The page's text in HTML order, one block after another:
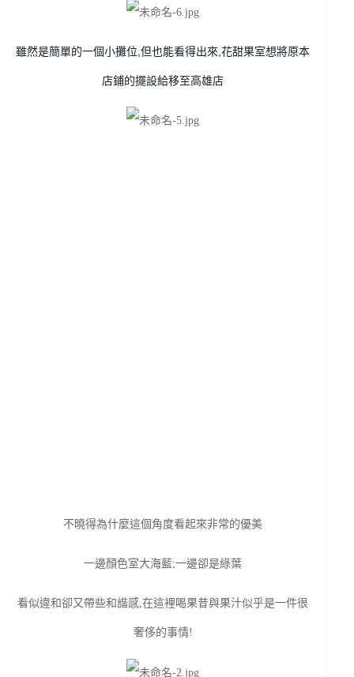
雖然是簡單的一個小攤位,但也能看得出來,花甜果室想將原本
店鋪的擺設給移至高雄店
不曉得為什麼這個角度看起來非常的優美
一邊顏色室大海藍;一邊卻是綠葉
看似違和卻又帶些和諧感,在這裡喝果昔與果汁似乎是一件很
奢侈的事情!